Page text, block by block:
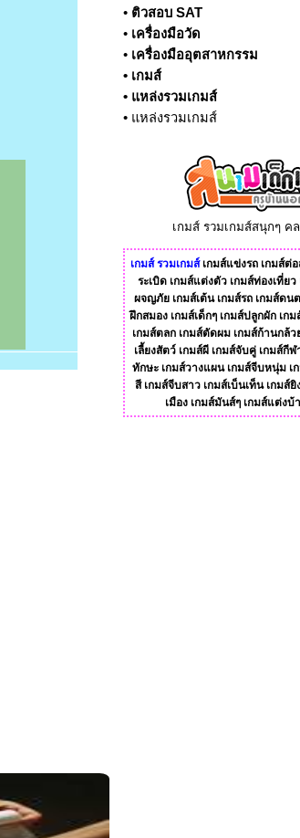
• ติวสอบ SAT
• เครื่องมือวัด
• เครื่องมืออุตสาหกรรม
• เกมส์
• แหล่งรวมเกมส์
• แหล่งรวมเกมส์
เกมส์ รวมเกมส์สนุกๆ ค
เกมส์ รวมเกมส์ เกมส์แข่งรถ เกมส์ต่อ
ระเบิด เกมส์แต่งตัว เกมส์ท่องเที่ยว
ผจญภัย เกมส์เต้น เกมส์รถ เกมส์ดน
ฝึกสมอง เกมส์เด็กๆ เกมส์ปลูกผัก เก
เกมส์ตลก เกมส์ตัดผม เกมส์ก้านกล้ว
เลี้ยงสัตว์ เกมส์ผี เกมส์จับคู่ เกมส์กีฬ
ทักษะ เกมส์วางแผน เกมส์จีบหนุ่ม เ
สี เกมส์จีบสาว เกมส์เบ็นเท็น เกมส์ยิ
เมือง เกมส์มันส์ๆ เกมส์แต่งบ้